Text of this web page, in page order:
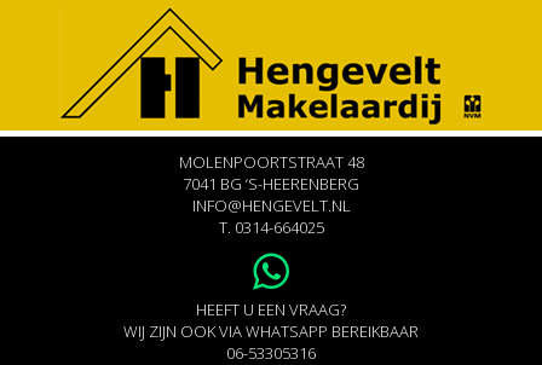
MOLENPOORTSTRAAT 48
7041 BG ‘S-HEERENBERG
INFO@HENGEVELT.NL
T. 0314-664025
HEEFT U EEN VRAAG?
WIJ ZIJN OOK VIA WHATSAPP BEREIKBAAR
06-53305316